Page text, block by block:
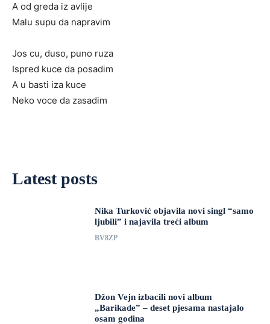
A od greda iz avlije
Malu supu da napravim
Jos cu, duso, puno ruza
Ispred kuce da posadim
A u basti iza kuce
Neko voce da zasadim
Latest posts
Nika Turković objavila novi singl “samo
ljubili” i najavila treći album
BV8ZP
Džon Vejn izbacili novi album
„Barikade” – deset pjesama nastajalo
osam godina